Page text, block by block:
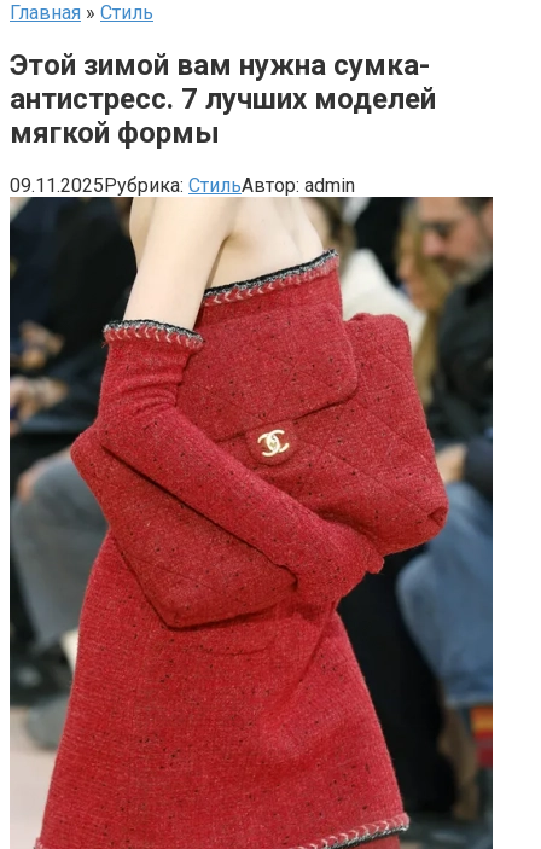
Главная » Стиль
Этой зимой вам нужна сумка-
антистресс. 7 лучших моделей
мягкой формы
09.11.2025Рубрика: СтильАвтор: admin